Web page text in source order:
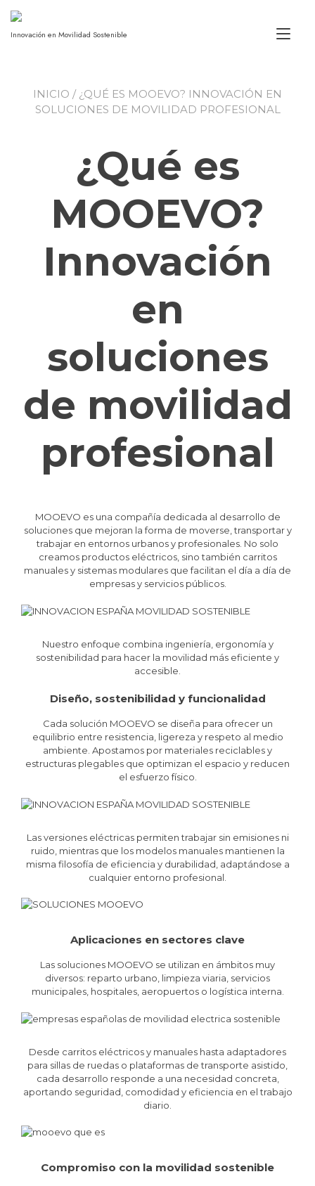
Innovación en Movilidad Sostenible
INICIO / ¿QUÉ ES MOOEVO? INNOVACIÓN EN
SOLUCIONES DE MOVILIDAD PROFESIONAL
¿Qué es
MOOEVO?
Innovación
en
soluciones
de movilidad
profesional
MOOEVO es una compañía dedicada al desarrollo de
soluciones que mejoran la forma de moverse, transportar y
trabajar en entornos urbanos y profesionales. No solo
creamos productos eléctricos, sino también carritos
manuales y sistemas modulares que facilitan el día a día de
empresas y servicios públicos.
Nuestro enfoque combina ingeniería, ergonomía y
sostenibilidad para hacer la movilidad más eficiente y
accesible.
Diseño, sostenibilidad y funcionalidad
Cada solución MOOEVO se diseña para ofrecer un
equilibrio entre resistencia, ligereza y respeto al medio
ambiente. Apostamos por materiales reciclables y
estructuras plegables que optimizan el espacio y reducen
el esfuerzo físico.
Las versiones eléctricas permiten trabajar sin emisiones ni
ruido, mientras que los modelos manuales mantienen la
misma filosofía de eficiencia y durabilidad, adaptándose a
cualquier entorno profesional.
Aplicaciones en sectores clave
Las soluciones MOOEVO se utilizan en ámbitos muy
diversos: reparto urbano, limpieza viaria, servicios
municipales, hospitales, aeropuertos o logística interna.
Desde carritos eléctricos y manuales hasta adaptadores
para sillas de ruedas o plataformas de transporte asistido,
cada desarrollo responde a una necesidad concreta,
aportando seguridad, comodidad y eficiencia en el trabajo
diario.
Compromiso con la movilidad sostenible